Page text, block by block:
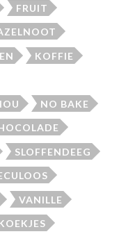
FRUIT
KOFFIE
NO BAKE
SLOFFENDEEG
VANILLE